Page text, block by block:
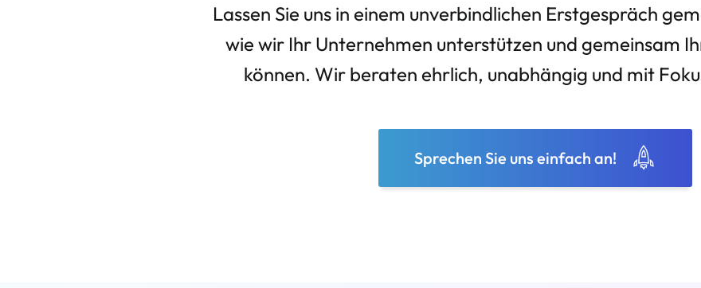
Lassen Sie uns in einem unverbindlichen Erstgespräch
wie wir Ihr Unternehmen unterstützen und gemeinsam
können. Wir beraten ehrlich, unabhängig und mit
Sprechen Sie uns einfach an!